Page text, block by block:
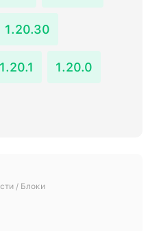
1.20.30
1.20.1 1.20.0
/ Блоки